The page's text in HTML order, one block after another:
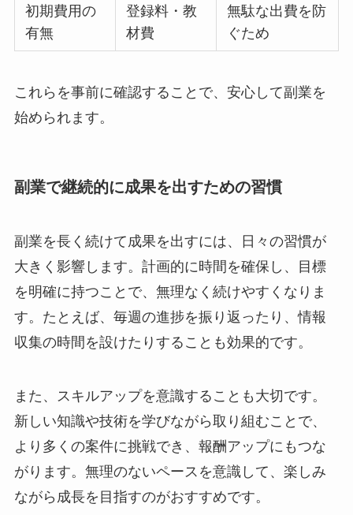
初期費用の
有無
登録料・教
材費
無駄な出費を防
ぐため
これらを事前に確認することで、安心して副業を
始められます。
副業で継続的に成果を出すための習慣
副業を長く続けて成果を出すには、日々の習慣が
大きく影響します。計画的に時間を確保し、目標
を明確に持つことで、無理なく続けやすくなりま
す。たとえば、毎週の進捗を振り返ったり、情報
収集の時間を設けたりすることも効果的です。
また、スキルアップを意識することも大切です。
新しい知識や技術を学びながら取り組むことで、
より多くの案件に挑戦でき、報酬アップにもつな
がります。無理のないペースを意識して、楽しみ
ながら成長を目指すのがおすすめです。